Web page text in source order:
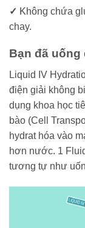
✓ Không chứa
chay.
Bạn đã
Liquid IV
điện giải không
dụng khoa học
bào (Cell
hydrat hóa vào
hơn nước. 1
tương tự như